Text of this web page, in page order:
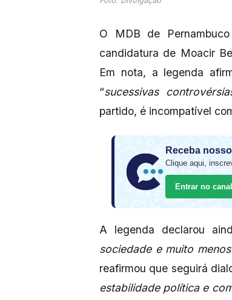
O MDB de
candidatura de Moacir
Em nota, a legenda
“sucessivas
partido, é incompatível
Receba
Clique aqui,
Entrar no canal
A legenda declarou
sociedade e muito
reafirmou que seguirá
estabilidade política e